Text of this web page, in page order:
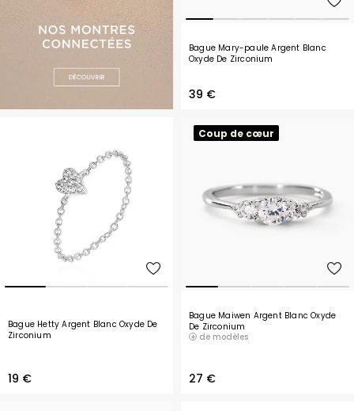
Bague Mary-paule Argent Blanc
Oxyde De Zirconium
39 €
Bague Hetty Argent Blanc Oxyde De
Zirconium
19 €
Coup de cœur
Bague Maiwen Argent Blanc Oxyde
De Zirconium
de modèles
27 €